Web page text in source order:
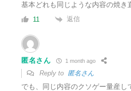
基本どれも同じような内容の焼き
11 返信
匿名さん 1 month ago
Reply to 匿名さん
でも、同じ内容のクソゲー量産し